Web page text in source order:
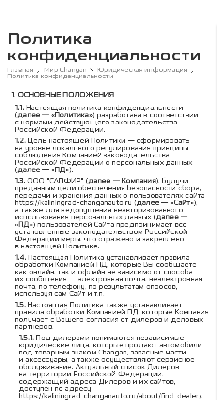
Политика
конфиденциальности
Главная Мир Changan
Юридическая информация
Политика конфиденциальности
Содержание политики
ОСНОВНЫЕ ПОЛОЖЕНИЯ
Настоящая политика конфиденциальности
(далее — «Политика») разработана в соответствии
с нормами действующего законодательства
Российской Федерации.
Цель настоящей Политики — сформировать
на уровне локального регулирования принципы
соблюдения Компанией законодательства
Российской Федерации о персональных данных
(далее — «ПД»).
ООО "САПФИР" (далее — Компания), будучи
преданным цели обеспечения безопасности сбора,
передачи и хранения данных о пользователях сайта
https://kaliningrad-changanauto.ru (далее — «Сайт»),
а также для недопущения неавторизованного
использования персональных данных (далее —
«ПД») пользователей Сайта предпринимает все
установленные законодательством Российской
Федерации меры, что отражено и закреплено
в настоящей Политике.
Настоящая Политика устанавливает правила
обработки Компанией ПД, которые Вы сообщаете
как онлайн, так и офлайн не зависимо от способа
их сообщения — электронная почта, неэлектронная
почта, по телефону, по результатам опросов,
используя сам Сайт и т.п.
Настоящая Политика также устанавливает
правила обработки Компанией ПД, которые Компания
получает с Вашего согласия от дилеров и деловых
партнеров.
Под дилерами понимаются независимые
юридические лица, которые продают автомобили
под товарным знаком Changan, запасные части
и аксессуары, а также осуществляют сервисное
обслуживание. Актуальный список Дилеров
на территории Российской Федерации,
содержащий адреса Дилеров и их сайтов,
доступен по адресу
https://kaliningrad-changanauto.ru/about/find-dealer/.